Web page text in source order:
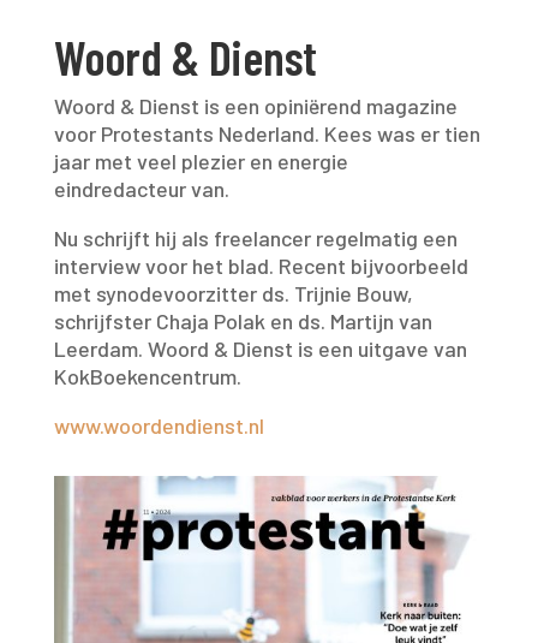
Woord & Dienst
Woord & Dienst is een opiniërend magazine
voor Protestants Nederland. Kees was er tien
jaar met veel plezier en energie
eindredacteur van.
Nu schrijft hij als freelancer regelmatig een
interview voor het blad. Recent bijvoorbeeld
met synodevoorzitter ds. Trijnie Bouw,
schrijfster Chaja Polak en ds. Martijn van
Leerdam. Woord & Dienst is een uitgave van
KokBoekencentrum.
www.woordendienst.nl